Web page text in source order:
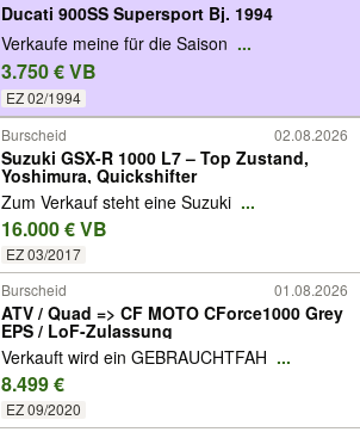
Ducati 900SS Supersport Bj. 1994
Verkaufe meine für die Saison ...
3.750 € VB
EZ 02/1994
Burscheid 02.08.2026
Suzuki GSX-R 1000 L7 – Top Zustand,
Yoshimura, Quickshifter
Zum Verkauf steht eine Suzuki ...
16.000 € VB
EZ 03/2017
Burscheid 01.08.2026
ATV / Quad => CF MOTO CForce1000 Grey
EPS / LoF-Zulassung
Verkauft wird ein GEBRAUCHTFAH ...
8.499 €
EZ 09/2020